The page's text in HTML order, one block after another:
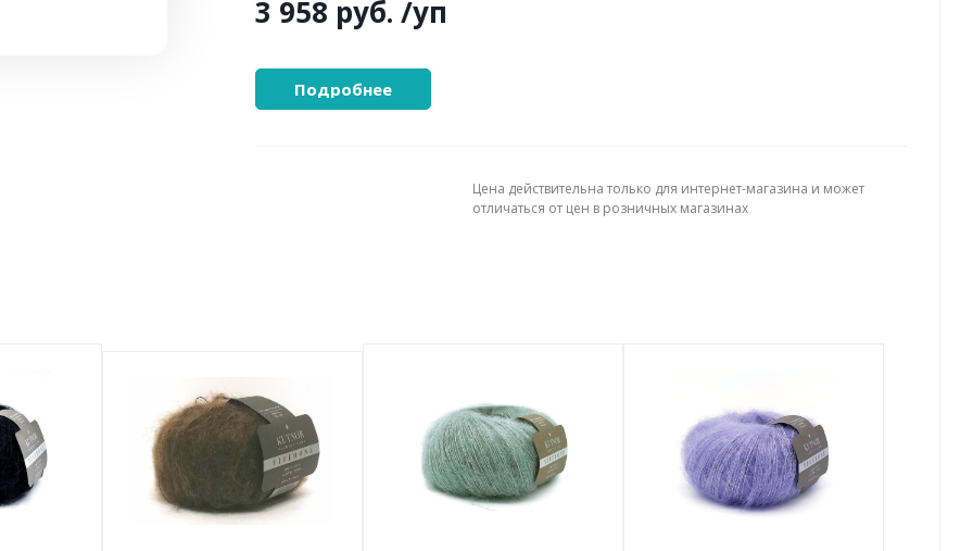
3 958 руб. /уп
Подробнее
Цена действительна только для интернет-магазина и может
отличаться от цен в розничных магазинах